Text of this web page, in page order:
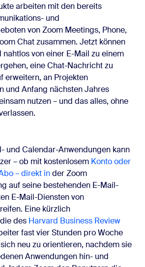
arbeiten mit den bereits
und
von Zoom Meetings, Phone,
Chat zusammen. Jetzt können
nahtlos von einer E-Mail zu einem
eine Chat-Nachricht zu
erweitern, an Projekten
und Anfang nächsten Jahres
nutzen – und das alles, ohne
und Calendar-Anwendungen kann
– ob mit kostenlosem Konto oder
– direkt inder Zoom
auf seine bestehenden E-Mail-
E-Mail-Diensten von
Eine kürzlich
des Harvard Business Review
fast vier Stunden pro Woche
neu zu orientieren, nachdem sie
Anwendungen hin- und